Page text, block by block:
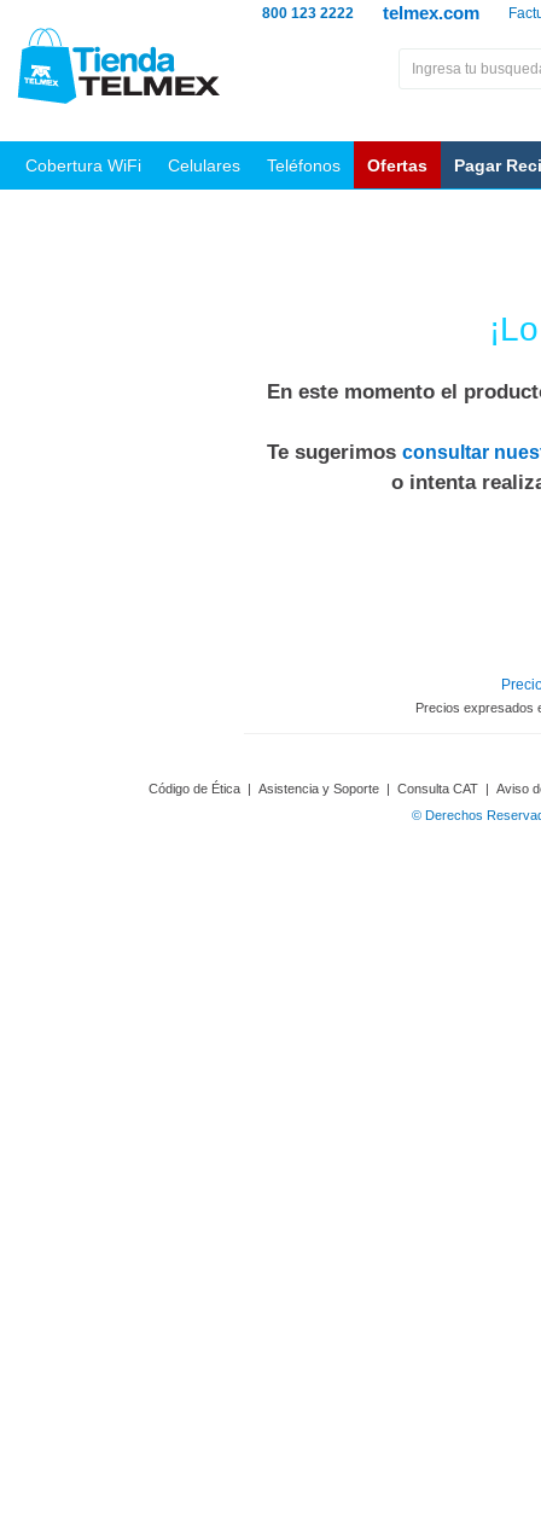
telmex.com
800 123 2222
Cobertura WiFi Celulares Teléfonos Ofertas Pagar
En este momento el
Te sugerimos consultar
o intenta
Precios expresados
Código de Ética | Asistencia y Soporte | Consulta CAT | Aviso
© Derechos